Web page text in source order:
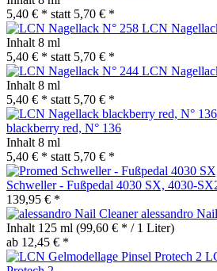
5,40 € * statt 5,70 € *
LCN
Inhalt 8 ml
5,40 € * statt 5,70 € *
LCN
Inhalt 8 ml
5,40 € * statt 5,70 € *
blackberry red, N° 136
Inhalt 8 ml
5,40 € * statt 5,70 € *
Schweller - Fußpedal 4030 SX, 4030-
139,95 € *
alessandro
Inhalt 125 ml (99,60 € * / 1 Liter)
ab 12,45 € *